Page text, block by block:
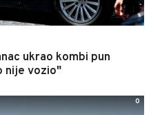
ukrao kombi pun
nije vozio"
0